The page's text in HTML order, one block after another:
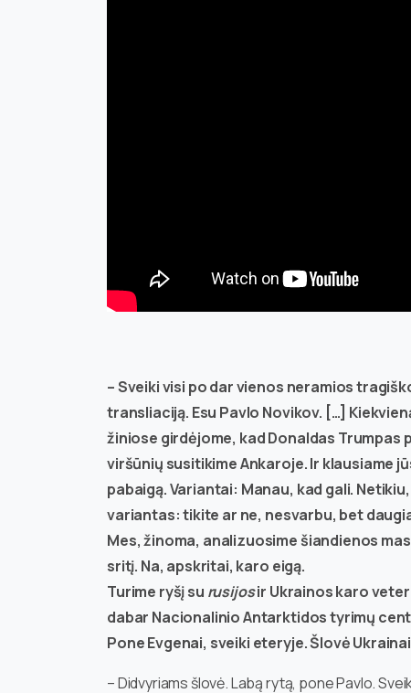
– Sveiki visi po dar vienos neramios
transliaciją. Esu Pavlo Novikov. […]
žiniose girdėjome, kad Donaldas Trumpas
viršūnių susitikime Ankaroje. Ir klausiame
pabaigą. Variantai: Manau, kad gali.
variantas: tikite ar ne, nesvarbu, bet
Mes, žinoma, analizuosime šiandienos
sritį. Na, apskritai, karo eigą.
Turime ryšį su rusijosir Ukrainos karo
dabar Nacionalinio Antarktidos tyrimų
Pone Evgenai, sveiki eteryje. Šlovė
– Didvyriams šlovė. Labą rytą, pone Pavlo.